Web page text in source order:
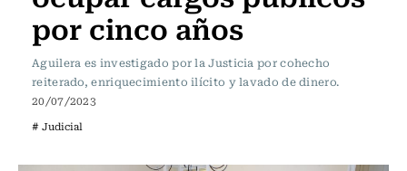
por cinco años
Aguilera es investigado por la Justicia por cohecho
reiterado, enriquecimiento ilícito y lavado de dinero.
20/07/2023
# Judicial